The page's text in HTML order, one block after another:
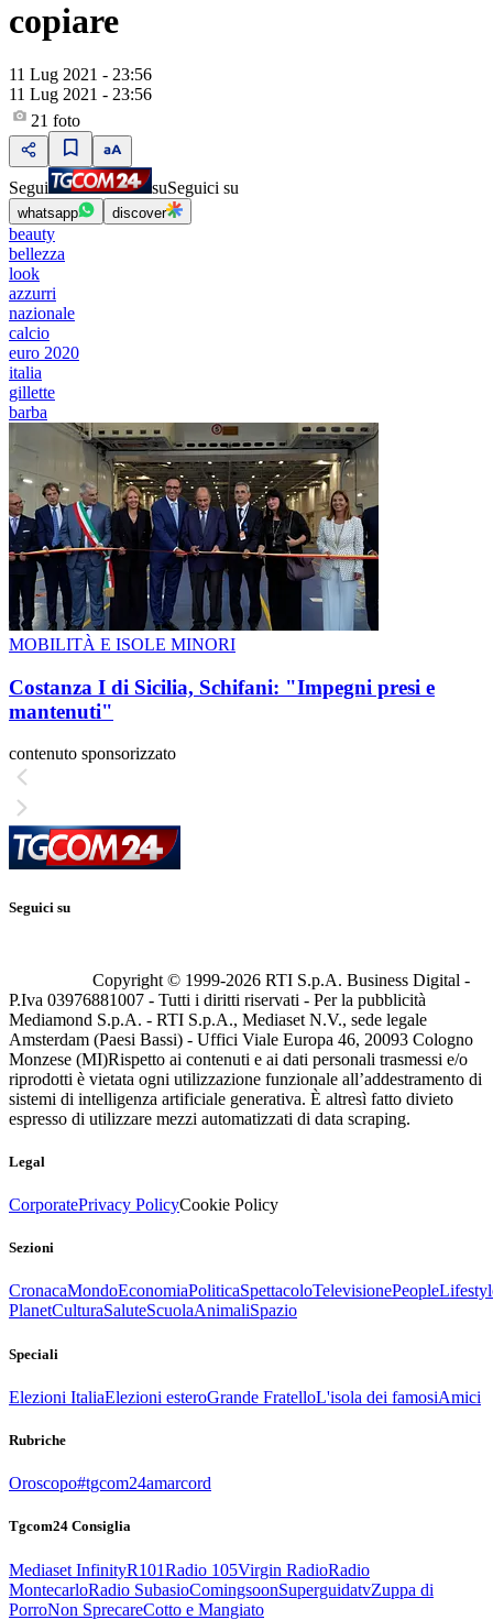
copiare
11 Lug 2021 - 23:56
11 Lug 2021 - 23:56
21 foto
Segui suSeguici su
whatsapp discover
beauty
bellezza
look
azzurri
nazionale
calcio
euro 2020
italia
gillette
barba
MOBILITÀ E ISOLE MINORI
Costanza I di Sicilia, Schifani: "Impegni presi e
mantenuti"
contenuto sponsorizzato
Seguici su
Copyright © 1999-2026 RTI S.p.A. Business Digital -
P.Iva 03976881007 - Tutti i diritti riservati - Per la pubblicità
Mediamond S.p.A. - RTI S.p.A., Mediaset N.V., sede legale
Amsterdam (Paesi Bassi) - Uffici Viale Europa 46, 20093 Cologno
Monzese (MI)Rispetto ai contenuti e ai dati personali trasmessi e/o
riprodotti è vietata ogni utilizzazione funzionale all’addestramento di
sistemi di intelligenza artificiale generativa. È altresì fatto divieto
espresso di utilizzare mezzi automatizzati di data scraping.
Legal
CorporatePrivacy PolicyCookie Policy
Sezioni
CronacaMondoEconomiaPoliticaSpettacoloTelevisionePeople
PlanetCulturaSaluteScuolaAnimaliSpazio
Speciali
Elezioni ItaliaElezioni esteroGrande FratelloL'isola dei famosiAmici
Rubriche
Oroscopo#tgcom24amarcord
Tgcom24 Consiglia
Mediaset InfinityR101Radio 105Virgin RadioRadio
MontecarloRadio SubasioComingsoonSuperguidatvZuppa di
PorroNon SprecareCotto e Mangiato